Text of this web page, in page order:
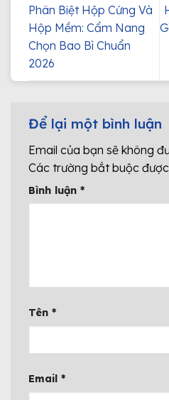
Phân Biệt Hộp Cứng Và
Hộp Mềm: Cẩm Nang
Chọn Bao Bì Chuẩn
2026
Để lại một bình luận
Email của bạn sẽ không
Các trường bắt buộc
Bình luận *
Tên *
Email *